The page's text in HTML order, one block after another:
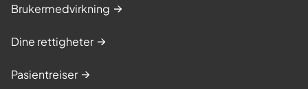
Brukermedvirkning
Dine rettigheter
Pasientreiser